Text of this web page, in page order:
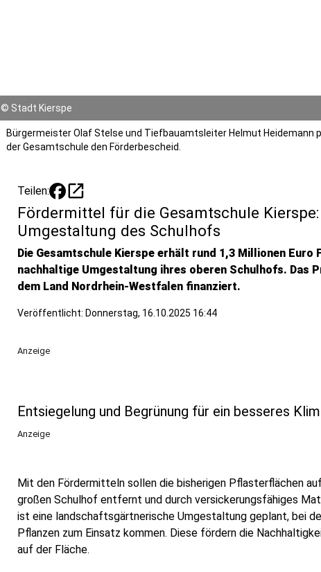
© Stadt Kierspe
Bürgermeister Olaf Stelse und Tiefbauamtsleiter Helmut Heidemann
der Gesamtschule den Förderbescheid.
Teilen: open_in_new
Fördermittel für die Gesamtschule
Umgestaltung des Schulhofs
Die Gesamtschule Kierspe erhält rund 1,3 Millionen
nachhaltige Umgestaltung ihres oberen Schulhofs. Das
dem Land Nordrhein-Westfalen finanziert.
Veröffentlicht: Donnerstag, 16.10.2025 16:44
Anzeige
Entsiegelung und Begrünung für ein besseres
Anzeige
Mit den Fördermitteln sollen die bisherigen Pflasterflächen
großen Schulhof entfernt und durch versickerungsfähiges
ist eine landschaftsgärtnerische Umgestaltung geplant, bei
Pflanzen zum Einsatz kommen. Diese fördern die
auf der Fläche.